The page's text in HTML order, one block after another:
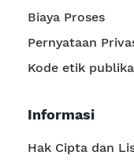
Biaya Proses
Pernyataan
Kode etik
Informasi
Hak Cipta dan